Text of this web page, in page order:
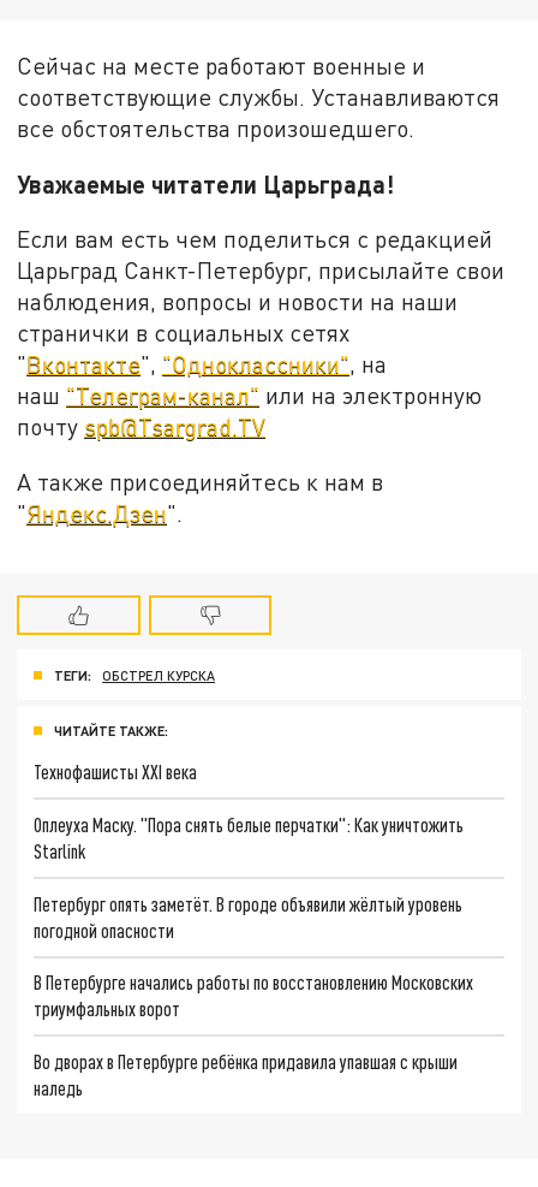
Сейчас на месте работают военные и
соответствующие службы. Устанавливаются
все обстоятельства произошедшего.
Уважаемые читатели Царьграда!
Если вам есть чем поделиться с редакцией
Царьград Санкт-Петербург, присылайте свои
наблюдения, вопросы и новости на наши
странички в социальных сетях
"Вконтакте", "Одноклассники", на
наш "Телеграм-канал" или на электронную
почту spb@Tsargrad.TV
А также присоединяйтесь к нам в
"Яндекс.Дзен".
ТЕГИ: ОБСТРЕЛ КУРСКА
ЧИТАЙТЕ ТАКЖЕ:
Технофашисты XXI века
Оплеуха Маску. "Пора снять белые перчатки": Как уничтожить
Starlink
Петербург опять заметёт. В городе объявили жёлтый уровень
погодной опасности
В Петербурге начались работы по восстановлению Московских
триумфальных ворот
Во дворах в Петербурге ребёнка придавила упавшая с крыши
наледь